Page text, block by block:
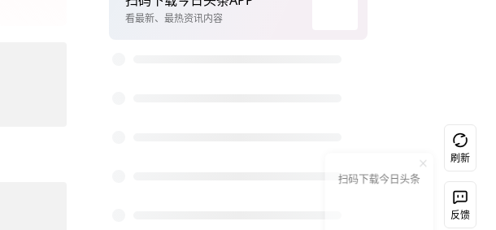
白海豚将正面袭击贯穿浙江
刷新
反馈
扫码下载今日头条